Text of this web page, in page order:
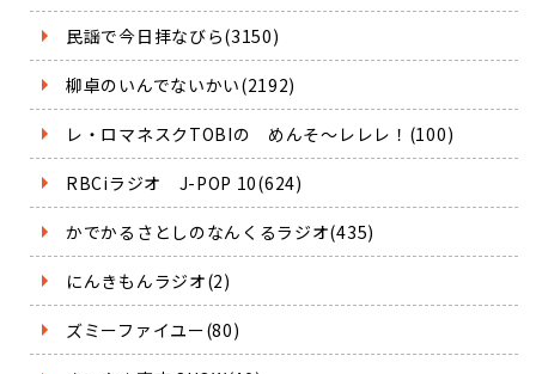
民謡で今日拝なびら(3150)
柳卓のいんでないかい(2192)
レ・ロマネスクTOBIの めんそ～レレレ！(100)
RBCiラジオ J-POP 10(624)
かでかるさとしのなんくるラジオ(435)
にんきもんラジオ(2)
ズミーファイユー(80)